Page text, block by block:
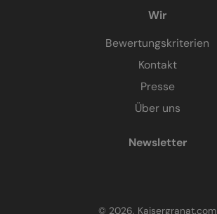
Wir
Bewertungskriterien
Kontakt
Presse
Über uns
Newsletter
© 2026, Kaisergranat.com